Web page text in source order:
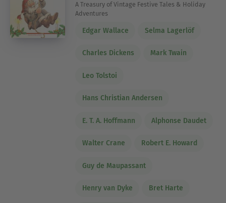
A Treasury of Vintage Festive Tales & Holiday
Adventures
Edgar Wallace Selma Lagerlöf
Charles Dickens Mark Twain
Leo Tolstoi
Hans Christian Andersen
E. T. A. Hoffmann Alphonse Daudet
Walter Crane Robert E. Howard
Guy de Maupassant
Henry van Dyke Bret Harte